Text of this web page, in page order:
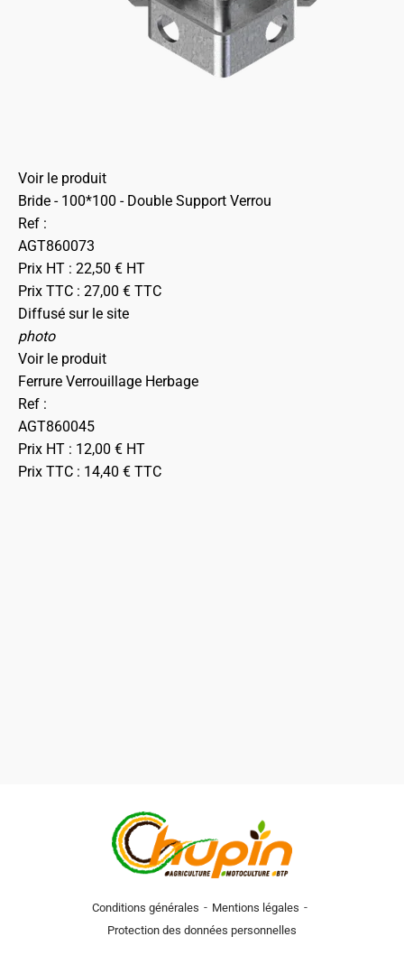
Voir le produit
Bride - 100*100 - Double Support Verrou
Ref :
AGT860073
Prix HT : 22,50 € HT
Prix TTC : 27,00 € TTC
Diffusé sur le site
photo
Voir le produit
Ferrure Verrouillage Herbage
Ref :
AGT860045
Prix HT : 12,00 € HT
Prix TTC : 14,40 € TTC
Conditions générales - Mentions légales -
Protection des données personnelles